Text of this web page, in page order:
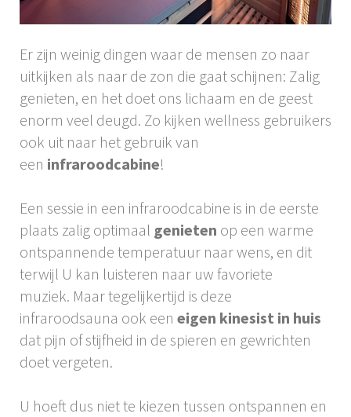
Er zijn weinig dingen waar de mensen zo naar
uitkijken als naar de zon die gaat schijnen: Zalig
genieten, en het doet ons lichaam en de geest
enorm veel deugd. Zo kijken wellness gebruikers
ook uit naar het gebruik van
een infraroodcabine!
Een sessie in een infraroodcabine is in de eerste
plaats zalig optimaal genieten op een warme
ontspannende temperatuur naar wens, en dit
terwijl U kan luisteren naar uw favoriete
muziek. Maar tegelijkertijd is deze
infraroodsauna ook een eigen kinesist in huis
dat pijn of stijfheid in de spieren en gewrichten
doet vergeten.
U hoeft dus niet te kiezen tussen ontspannen en